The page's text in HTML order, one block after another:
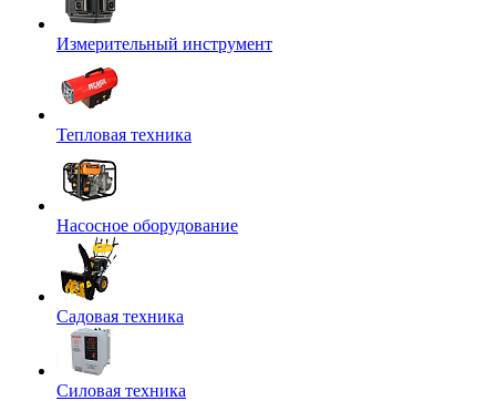
Измерительный инструмент
Тепловая техника
Насосное оборудование
Садовая техника
Силовая техника